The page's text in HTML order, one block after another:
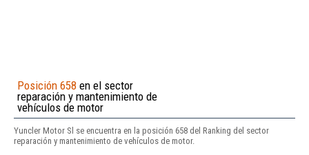
Posición 658 en el sector
reparación y mantenimiento de
vehículos de motor
Yuncler Motor Sl se encuentra en la posición 658 del Ranking del sector
reparación y mantenimiento de vehículos de motor.